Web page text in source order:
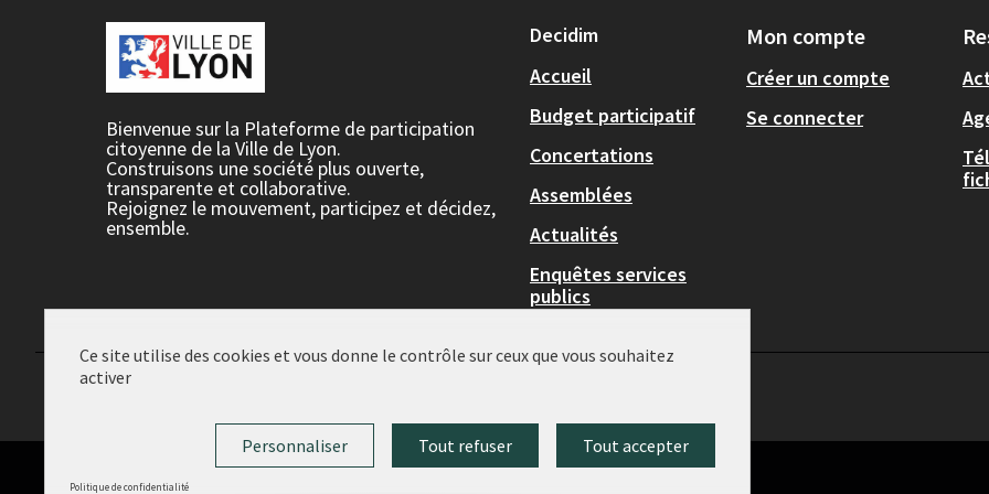
Bienvenue sur la Plateforme de participation
citoyenne de la Ville de Lyon.
Construisons une société plus ouverte,
transparente et collaborative.
Rejoignez le mouvement, participez et décidez,
ensemble.
Decidim
Accueil
Budget participatif
Concertations
Assemblées
Actualités
Enquêtes services
publics
Mon compte
Créer un compte
Se connecter
Ce site utilise des cookies et vous donne le contrôle sur ceux que vous souhaitez
activer
Tout accepter
Tout refuser
Personnaliser
Politique de confidentialité